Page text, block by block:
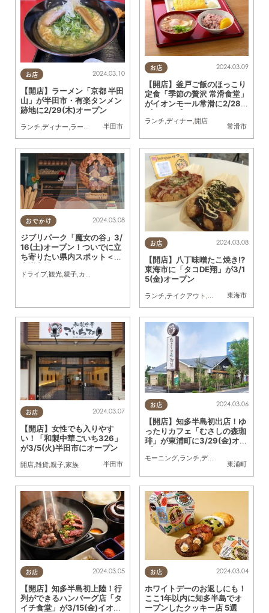
お店
半田市
2024.03.10
【開店】ラーメン「京都 半田
山」が半田市・有楽タンメン
跡地に2/29(木)オープン
ランチ,ディナー,ラーメン 開店,親子
お店
常滑市
2024.03.09
【開店】釜戸ご飯のほっこり
定食「季節の贅沢 常滑食堂」
がイオンモール常滑に2/28
(水)オープン
ランチ ディナー 開店
おでかけ 2024.03.08
ジブリパーク「魔女の谷」3/
16(土)オープン！ついでに立
ち寄りたい県内スポット＜知
多半島編＞
ドライブ 観光 親子 カップル おひとりさま
お店
東海市
2024.03.08
【開店】八丁味噌たこ焼き!?
東海市に「タコDE翔」が3/1
5(金)オープン
ランチ,テイクアウト ,開店 親子,家族
お店
半田市
2024.03.07
【開店】女性でも入りやす
い！「和製中華ごいち326」
が3/5(火)半田市にオープン
開店,雑貨,親子,家族
お店
東浦町
2024.03.06
【開店】知多半島初出店！ゆ
ったりカフェ「むさしの森珈
琲」が東浦町に3/29(金)オー
プン
モーニング, ランチ ディナー
お店 2024.03.05
【開店】知多半島初上陸！行
列ができるハンバーグ店「タ
イチ食堂」が3/15(金)イオン
お店 2024.03.04
ホワイトデーのお返しにも！
ここ1年以内に知多半島でオ
ープンしたクッキー店 5選